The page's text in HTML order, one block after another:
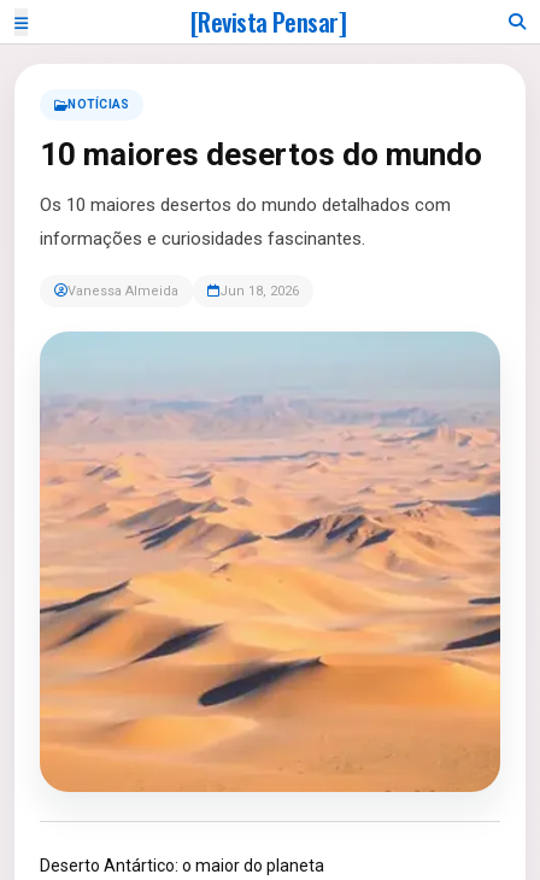
[Revista Pensar]
NOTÍCIAS
10 maiores desertos do mundo
Os 10 maiores desertos do mundo detalhados com
informações e curiosidades fascinantes.
Vanessa Almeida Jun 18, 2026
Deserto Antártico: o maior do planeta